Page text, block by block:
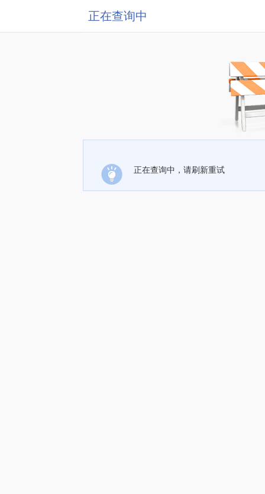
正在查询中
正在查询中，请刷新重试